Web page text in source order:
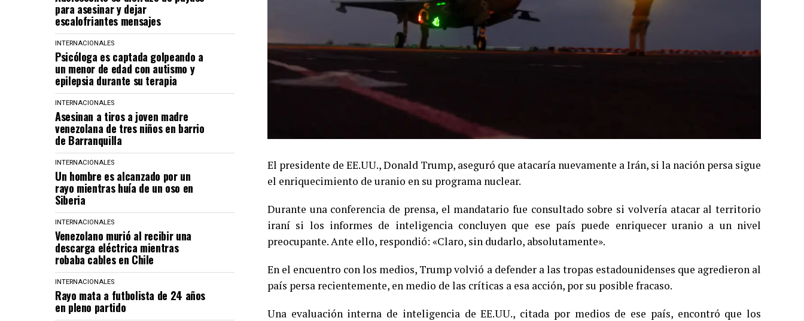
para asesinar y dejar
escalofriantes mensajes
INTERNACIONALES
Psicóloga es captada golpeando a
un menor de edad con autismo y
epilepsia durante su terapia
INTERNACIONALES
Asesinan a tiros a joven madre
venezolana de tres niños en barrio
de Barranquilla
INTERNACIONALES
Un hombre es alcanzado por un
rayo mientras huía de un oso en
Siberia
INTERNACIONALES
Venezolano murió al recibir una
descarga eléctrica mientras
robaba cables en Chile
INTERNACIONALES
Rayo mata a futbolista de 24 años
en pleno partido
El presidente de EE.UU., Donald Trump, aseguró que atacaría nuevamente a Irán, si la nación persa sigue
el enriquecimiento de uranio en su programa nuclear.
Durante una conferencia de prensa, el mandatario fue consultado sobre si volvería atacar al territorio
iraní si los informes de inteligencia concluyen que ese país puede enriquecer uranio a un nivel
preocupante. Ante ello, respondió: «Claro, sin dudarlo, absolutamente».
En el encuentro con los medios, Trump volvió a defender a las tropas estadounidenses que agredieron al
país persa recientemente, en medio de las críticas a esa acción, por su posible fracaso.
Una evaluación interna de inteligencia de EE.UU., citada por medios de ese país, encontró que los